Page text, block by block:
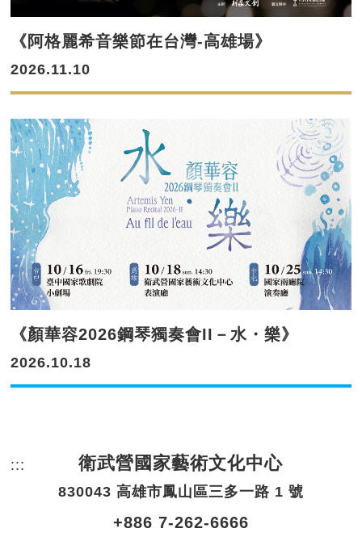
《阿格麗希音樂節在台灣-高雄場》
2026.11.10
《顏華容2026鋼琴獨奏會II－水・樂》
2026.10.18
::: 頁尾網站資訊。
衛武營國家藝術文化中心
830043 高雄市鳳山區三多一路 1 號
+886 7-262-6666